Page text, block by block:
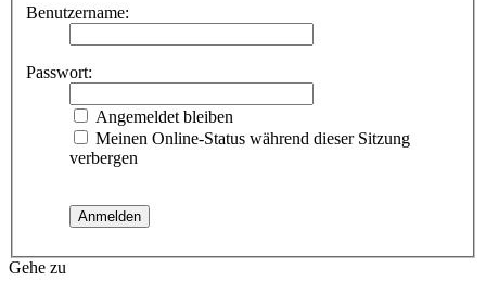
Benutzername:
Passwort:
Angemeldet bleiben
Meinen Online-Status während dieser Sitzung
verbergen
Gehe zu